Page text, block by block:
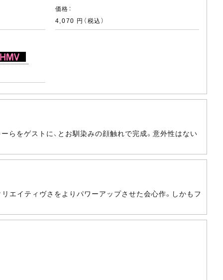
価格：
4,070 円（税込）
らをゲストに、とお馴染みの顔触れで完成。意外性はない
エイティヴさをよりパワーアップさせた会心作。しかもフ